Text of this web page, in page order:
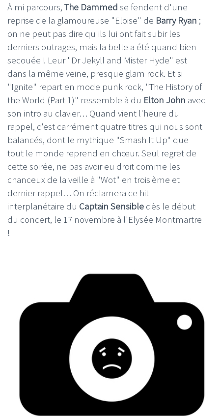
À mi parcours, The Dammed se fendent d'une
reprise de la glamoureuse "Eloise" de Barry Ryan ;
on ne peut pas dire qu'ils lui ont fait subir les
derniers outrages, mais la belle a été quand bien
secouée ! Leur "Dr Jekyll and Mister Hyde" est
dans la même veine, presque glam rock. Et si
"Ignite" repart en mode punk rock, "The History of
the World (Part 1)" ressemble à du Elton John avec
son intro au clavier… Quand vient l'heure du
rappel, c'est carrément quatre titres qui nous sont
balancés, dont le mythique "Smash It Up" que
tout le monde reprend en chœur. Seul regret de
cette soirée, ne pas avoir eu droit comme les
chanceux de la veille à "Wot" en troisième et
dernier rappel… On réclamera ce hit
interplanétaire du Captain Sensible dès le début
du concert, le 17 novembre à l'Elysée Montmartre
!